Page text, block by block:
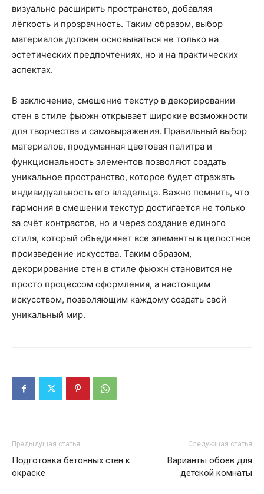
визуально расширить пространство, добавляя
лёгкость и прозрачность. Таким образом, выбор
материалов должен основываться не только на
эстетических предпочтениях, но и на практических
аспектах.
В заключение, смешение текстур в декорировании
стен в стиле фьюжн открывает широкие возможности
для творчества и самовыражения. Правильный выбор
материалов, продуманная цветовая палитра и
функциональность элементов позволяют создать
уникальное пространство, которое будет отражать
индивидуальность его владельца. Важно помнить, что
гармония в смешении текстур достигается не только
за счёт контрастов, но и через создание единого
стиля, который объединяет все элементы в целостное
произведение искусства. Таким образом,
декорирование стен в стиле фьюжн становится не
просто процессом оформления, а настоящим
искусством, позволяющим каждому создать свой
уникальный мир.
Предыдущая статья
Подготовка бетонных стен к
окраске
Следующая статья
Варианты обоев для
детской комнаты